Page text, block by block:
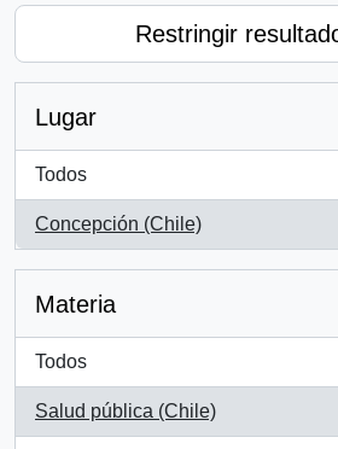
Restringir
Lugar
Todos
Concepción (Chile)
, 1 resultados
Materia
Todos
Salud pública (Chile)
, 1 resultados